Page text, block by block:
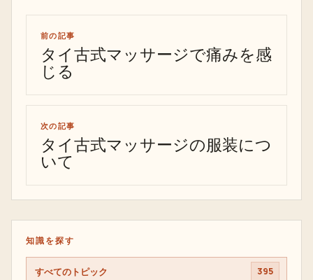
前の記事
タイ古式マッサージで痛みを感
じる
次の記事
タイ古式マッサージの服装につ
いて
知識を探す
すべてのトピック 395